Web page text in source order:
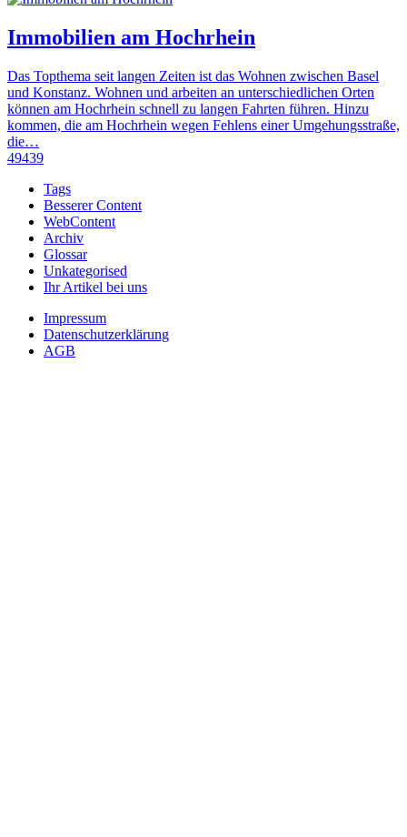
Immobilien am Hochrhein
Das Topthema seit langen Zeiten ist das Wohnen zwischen Basel
und Konstanz. Wohnen und arbeiten an unterschiedlichen Orten
können am Hochrhein schnell zu langen Fahrten führen. Hinzu
kommen, die am Hochrhein wegen Fehlens einer Umgehungsstraße,
die…
49439
Tags
Besserer Content
WebContent
Archiv
Glossar
Unkategorised
Ihr Artikel bei uns
Impressum
Datenschutzerklärung
AGB